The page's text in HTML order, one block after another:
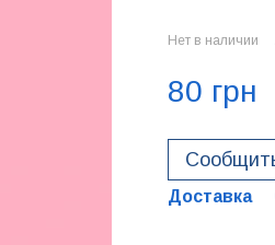
Нет в наличии
80 грн
Доставка